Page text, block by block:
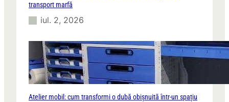
transport marfă
iul. 2, 2026
Atelier mobil: cum transformi o dubă obișnuită într-un spațiu